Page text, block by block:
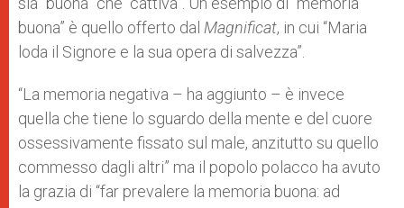
buona” è quello offerto dal Magnificat, in cui “Maria
loda il Signore e la sua opera di salvezza”.
“La memoria negativa – ha aggiunto – è invece
quella che tiene lo sguardo della mente e del cuore
ossessivamente fissato sul male, anzitutto su quello
commesso dagli altri” ma il popolo polacco ha avuto
la grazia di “far prevalere la memoria buona: ad